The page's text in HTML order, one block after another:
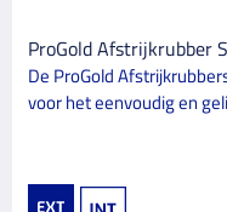
ProGold Afstrijkrubber
De ProGold
voor het eenvoudig en